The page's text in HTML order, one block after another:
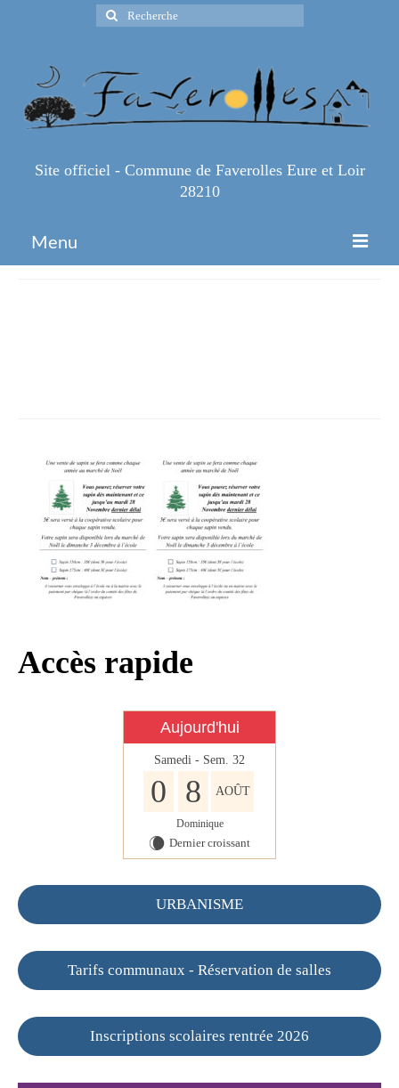
Rechercher
:
Site officiel - Commune de Faverolles Eure et Loir
28210
Menu
Mon village
Mes démarches
Faverolles dans la presse
Faverolles Infos – Format
numérique
Nos Partenaires
Accès rapide
Aujourd'hui
Samedi - Sem. 32
0 8 AOÛT
Dominique
W Dernier croissant
URBANISME
Tarifs communaux - Réservation de salles
Inscriptions scolaires rentrée 2026